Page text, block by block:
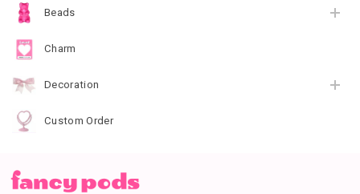
Beads
Charm
Decoration
Custom Order